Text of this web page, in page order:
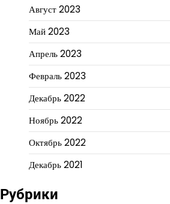
Август 2023
Май 2023
Апрель 2023
Февраль 2023
Декабрь 2022
Ноябрь 2022
Октябрь 2022
Декабрь 2021
Рубрики